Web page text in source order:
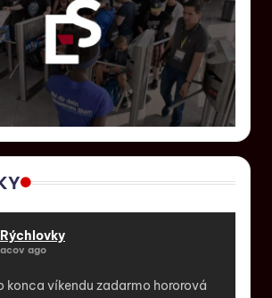
Rýchlovky
ago
konca víkendu zadarmo hororová